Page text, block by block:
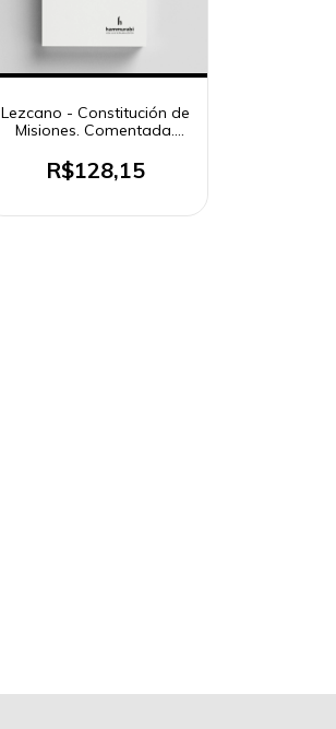
Lezcano - Constitución de
Misiones. Comentada.
R$128,15